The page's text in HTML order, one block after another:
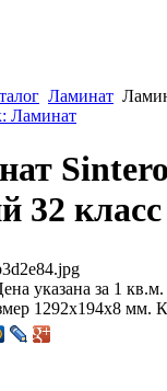
Ламинат
Ламинат
32 класс
указана за 1
1292х194х8 мм.